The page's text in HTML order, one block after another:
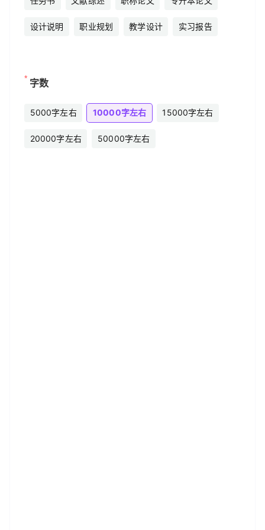
设计说明 职业规划 教学设计 实习报告
字数
5000字左右 10000字左右 15000字左右
20000字左右 50000字左右